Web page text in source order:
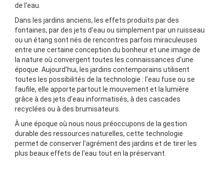
de l'eau.
Dans les jardins anciens, les effets produits par des
fontaines, par des jets d'eau ou simplement par un ruisseau
ou un étang sont nés de rencontres parfois miraculeuses
entre une certaine conception du bonheur et une image de
la nature où convergent toutes les connaissances d'une
époque. Aujourd'hui, les jardins contemporains utilisent
toutes les possibilités de la technologie : l'eau fuse ou se
faufile, elle apporte partout le mouvement et la lumière
grâce à des jets d'eau informatisés, à des cascades
recyclées ou à des brumisateurs.
À une époque où nous nous préoccupons de la gestion
durable des ressources naturelles, cette technologie
permet de conserver l'agrément des jardins et de tirer les
plus beaux effets de l'eau tout en la préservant.